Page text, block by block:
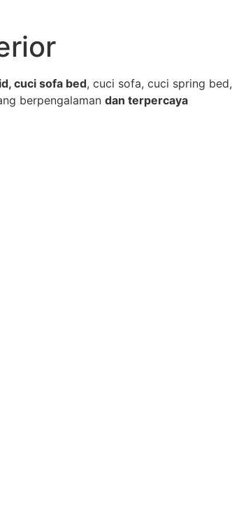
cuci sofa bed, cuci sofa, cuci spring bed,
berpengalaman dan terpercaya